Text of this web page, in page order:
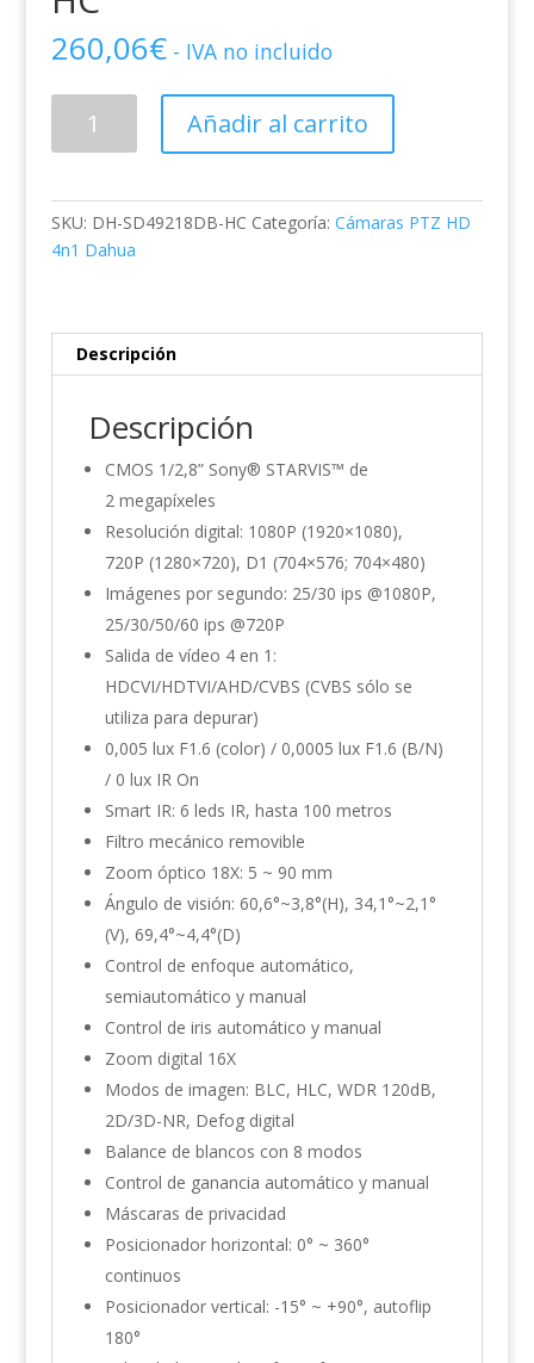
260,06€ - IVA no incluido
cantidad
Añadir al carrito
SKU: DH-SD49218DB-HC Categoría: Cámaras PTZ HD
4n1 Dahua
Descripción
Descripción
CMOS 1/2,8” Sony® STARVIS™ de
2 megapíxeles
Resolución digital: 1080P (1920×1080),
720P (1280×720), D1 (704×576; 704×480)
Imágenes por segundo: 25/30 ips @1080P,
25/30/50/60 ips @720P
Salida de vídeo 4 en 1:
HDCVI/HDTVI/AHD/CVBS (CVBS sólo se
utiliza para depurar)
0,005 lux F1.6 (color) / 0,0005 lux F1.6 (B/N)
/ 0 lux IR On
Smart IR: 6 leds IR, hasta 100 metros
Filtro mecánico removible
Zoom óptico 18X: 5 ~ 90 mm
Ángulo de visión: 60,6°~3,8°(H), 34,1°~2,1°
(V), 69,4°~4,4°(D)
Control de enfoque automático,
semiautomático y manual
Control de iris automático y manual
Zoom digital 16X
Modos de imagen: BLC, HLC, WDR 120dB,
2D/3D-NR, Defog digital
Balance de blancos con 8 modos
Control de ganancia automático y manual
Máscaras de privacidad
Posicionador horizontal: 0° ~ 360°
continuos
Posicionador vertical: -15° ~ +90°, autoflip
180°